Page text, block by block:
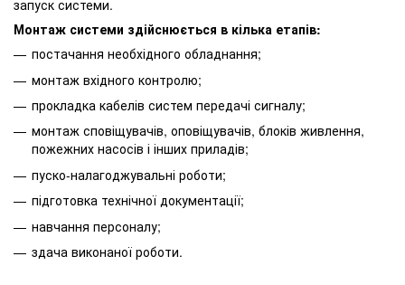
запуск системи.
Монтаж системи здійснюється в кілька етапів:
постачання необхідного обладнання;
монтаж вхідного контролю;
прокладка кабелів систем передачі сигналу;
монтаж сповіщувачів, оповіщувачів, блоків живлення,
пожежних насосів і інших приладів;
пуско-налагоджувальні роботи;
підготовка технічної документації;
навчання персоналу;
здача виконаної роботи.